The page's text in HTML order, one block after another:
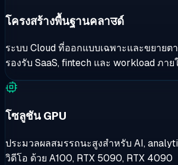
ได้รับใบสมัครแล้ว
ทีม B2B ของเราจะตรวจสอบและตอบกลับ
ไม่สามารถส่งได้
ส่งอีเมลหาเราโดยตรงได้ที่
โครงสร้างพื้นฐานคลาउด์
ระบบ Cloud ที่ออกแบบเฉพาะและขยาย
รองรับ SaaS, fintech และ workload ภา
โซลูชัน GPU
ประมวลผลสมรรถนะสูงสำหรับ AI,
วิดีโอ ด้วย A100, RTX 5090, RTX 4090